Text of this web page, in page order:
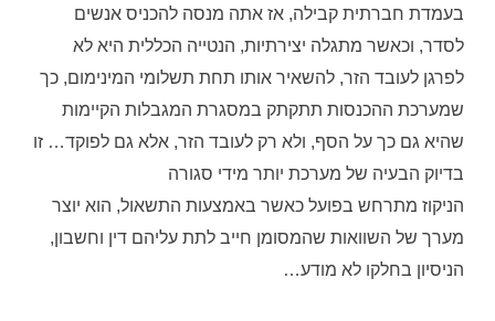
בעמדת חברתית קבילה, אז אתה מנסה להכניס אנשים
לסדר, וכאשר מתגלה יצירתיות, הנטייה הכללית היא לא
לפרגן לעובד הזר, להשאיר אותו תחת תשלומי המינימום, כך
שמערכת ההכנסות תתקתק במסגרת המגבלות הקיימות
שהיא גם כך על הסף, ולא רק לעובד הזר, אלא גם לפוקד… זו
בדיוק הבעיה של מערכת יותר מידי סגורה
הניקוז מתרחש בפועל כאשר באמצעות התשאול, הוא יוצר
מערך של השוואות שהמסומן חייב לתת עליהם דין וחשבון,
הניסיון בחלקו לא מודע…